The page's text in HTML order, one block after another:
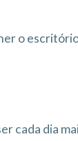
o
cada dia